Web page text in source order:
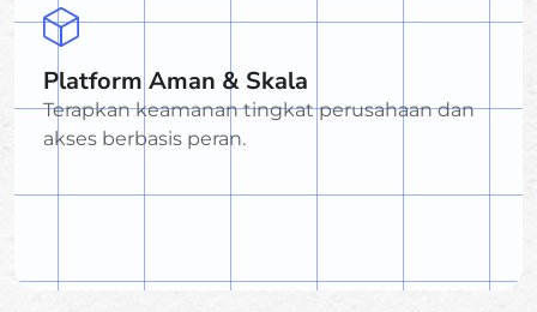
Platform Aman & Skala
Terapkan keamanan tingkat perusahaan dan
akses berbasis peran.